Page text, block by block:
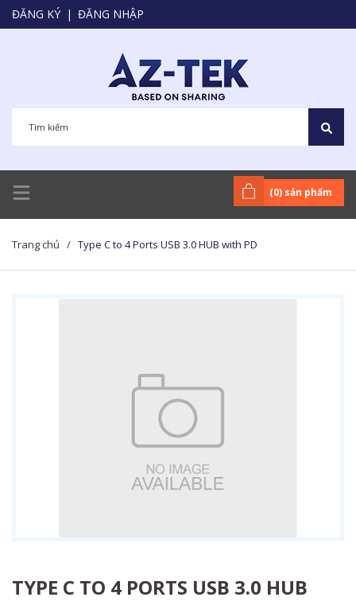
ĐĂNG KÝ | ĐĂNG NHẬP
(0) sản phẩm
Trang chủ / Type C to 4 Ports USB 3.0 HUB with PD
TYPE C TO 4 PORTS USB 3.0 HUB